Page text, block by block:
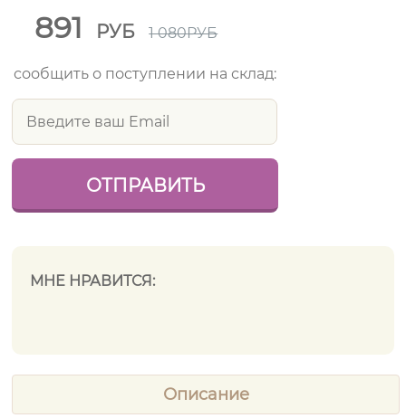
891 РУБ 1 080РУБ
сообщить о поступлении на склад:
МНЕ НРАВИТСЯ:
Описание